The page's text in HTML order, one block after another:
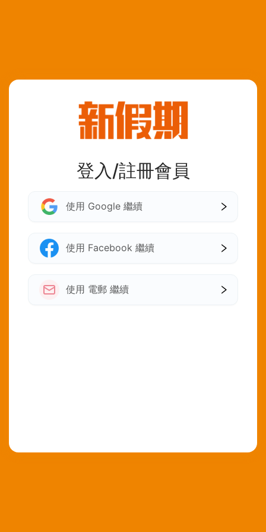
登入/註冊會員
使用 Google 繼續
使用 Facebook 繼續
使用 電郵 繼續